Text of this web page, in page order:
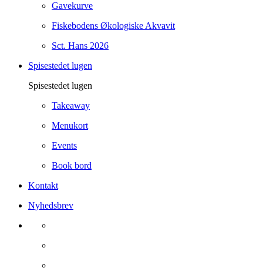
Gavekurve
Fiskebodens Økologiske Akvavit
Sct. Hans 2026
Spisestedet lugen
Spisestedet lugen
Takeaway
Menukort
Events
Book bord
Kontakt
Nyhedsbrev